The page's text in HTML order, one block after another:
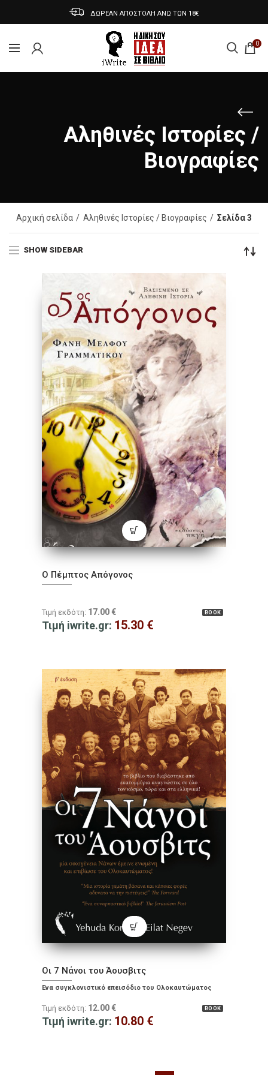
ΔΩΡΕΑΝ ΑΠΟΣΤΟΛΗ ΑΝΩ ΤΩΝ 18€
0
Αληθινές Ιστορίες /
Βιογραφίες
Αρχική σελίδα Αληθινές Ιστορίες / Βιογραφίες Σελίδα 3
SHOW SIDEBAR
Ο Πέμπτος Απόγονος
BOOK
Τιμή εκδότη: 17.00 €
Τιμή iwrite.gr: 15.30 €
Οι 7 Νάνοι του Άουσβιτς
Ένα συγκλονιστικό επεισόδιο του Ολοκαυτώματος
BOOK
Τιμή εκδότη: 12.00 €
Τιμή iwrite.gr: 10.80 €